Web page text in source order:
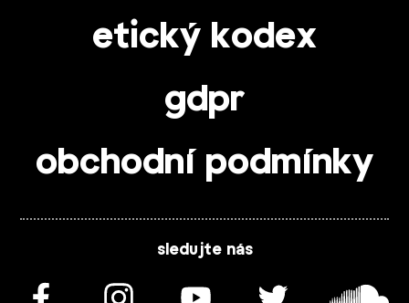
etický kodex
gdpr
obchodní podmínky
sledujte nás